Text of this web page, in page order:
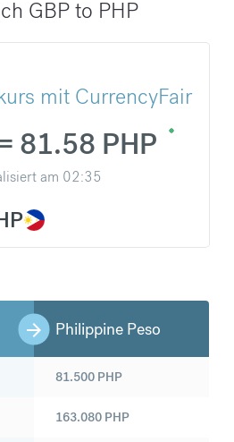
GBP to PHP
mit CurrencyFair
81.58 PHP
am 02:35
Philippine Peso
81.500 PHP
163.080 PHP